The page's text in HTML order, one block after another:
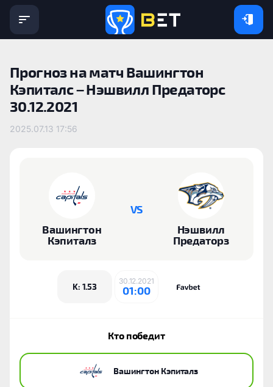
Прогноз на матч Вашингтон
Кэпиталс – Нэшвилл Предаторс
30.12.2021
2025.07.13 17:56
Вашингтон
Кэпиталз
VS
Нэшвилл
Предаторз
K: 1.53
30.12.2021
01:00
Кто победит
Вашингтон Кэпиталз